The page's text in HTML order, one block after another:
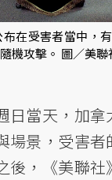
在受害者當中，
機攻擊。 圖／美聯
日當天，加
場景，受害
後，《美聯